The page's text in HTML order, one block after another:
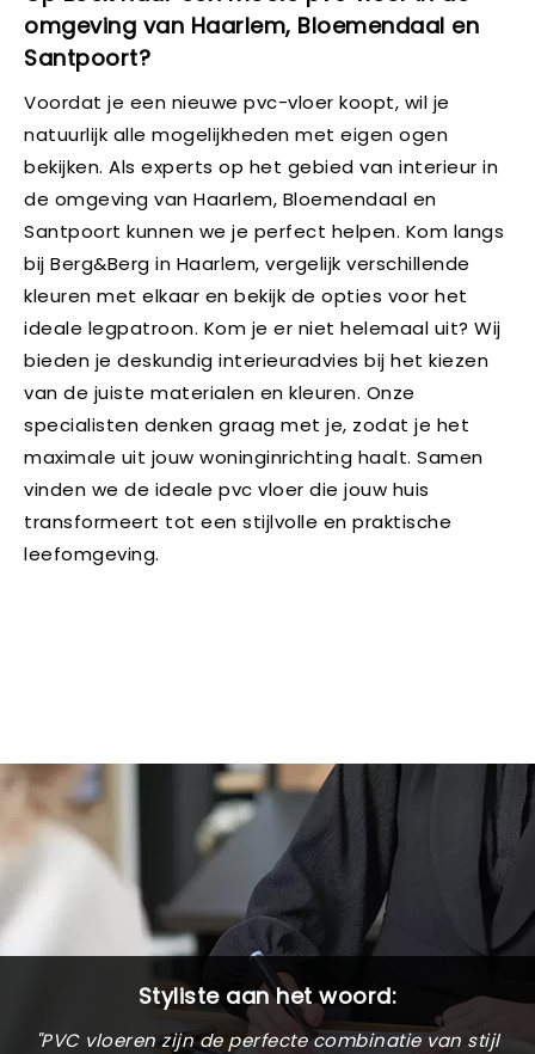
omgeving van Haarlem, Bloemendaal en
Santpoort?
Voordat je een nieuwe pvc-vloer koopt, wil je
natuurlijk alle mogelijkheden met eigen ogen
bekijken. Als experts op het gebied van interieur in
de omgeving van Haarlem, Bloemendaal en
Santpoort kunnen we je perfect helpen. Kom langs
bij Berg&Berg in Haarlem, vergelijk verschillende
kleuren met elkaar en bekijk de opties voor het
ideale legpatroon. Kom je er niet helemaal uit? Wij
bieden je deskundig interieuradvies bij het kiezen
van de juiste materialen en kleuren. Onze
specialisten denken graag met je, zodat je het
maximale uit jouw woninginrichting haalt. Samen
vinden we de ideale pvc vloer die jouw huis
transformeert tot een stijlvolle en praktische
leefomgeving.
Styliste aan het woord:
"PVC vloeren zijn de perfecte combinatie van stijl